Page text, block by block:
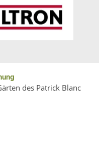
des Patrick Blanc